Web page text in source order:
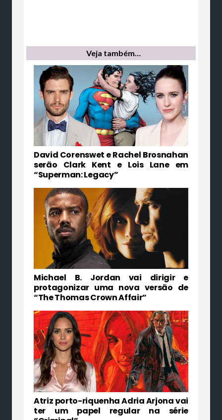
Veja também…
David Corenswet e Rachel Brosnahan
serão Clark Kent e Lois Lane em
“Superman: Legacy”
Michael B. Jordan vai dirigir e
protagonizar uma nova versão de
“The Thomas Crown Affair”
Atriz porto-riquenha Adria Arjona vai
ter um papel regular na série